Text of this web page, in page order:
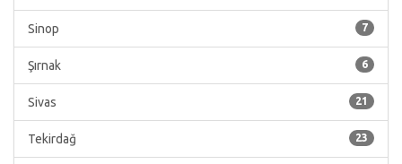
7
Sinop
6
Şırnak
21
Sivas
23
Tekirdağ